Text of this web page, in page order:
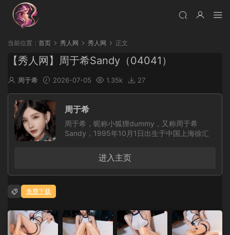
当前位置： 首页 秀人网 秀人网 正文
【秀人网】周于希Sandy（04041）
周于希 2026-07-05 1.35k 27
周于希
周于希，昵称小狐狸dummy，又称周于希
Sandy，1995年10月1日出生于中国上海徐汇
B88/W60/H86，毕业于上海交通大学医学院中
医学专业。她是内地平面模特、一直播女主播，
选择，我们只能靠奋斗来使当初的选择显得正
确。
进入主页
免费下载